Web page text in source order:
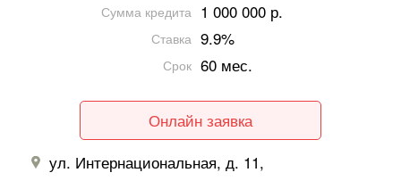
Сумма кредита 1 000 000 р.
Ставка 9.9%
Срок 60 мес.
Онлайн заявка
ул. Интернациональная, д. 11,